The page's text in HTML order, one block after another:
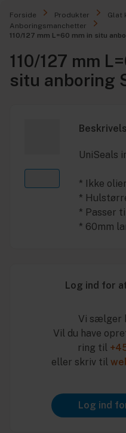
Forside Produkter
Glat
Anboringsmanchetter
110/127 mm L=60 mm in situ
110/127 mm
situ anboring
UniSeals
* Ikke
*
* Passer
* 60mm
Log ind for
Vi sælger
Vil du have
ring til
eller skriv til
Log ind